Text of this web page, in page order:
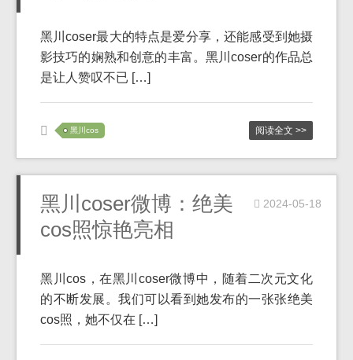
黑川coser最大的特点是爱分享，还能感受到她摄
影技巧的娴熟和创意的丰富。黑川coser的作品总
是让人赞叹不已 […]
黑川cos 阅读全文 >>
黑川coser微博：绝美
cos照惊艳亮相
2024-05-18
黑川cos，在黑川coser微博中，随着二次元文化
的不断发展。我们可以看到她发布的一张张绝美
cos照，她不仅在 […]